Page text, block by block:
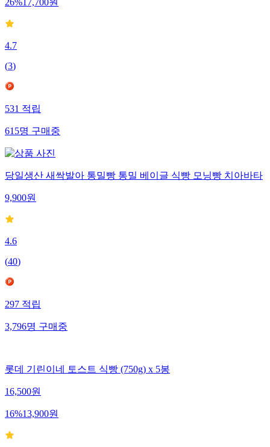
26%17,700원
4.7
(3)
531적립
615명구매중
당일생산 새싹발아 통밀빵 통밀 베이글 식빵 모닝빵 치아바타
9,900원
4.6
(40)
297적립
3,796명구매중
롯데 기린이네 토스트 식빵 (750g) x 5봉
16,500원
16%13,900원